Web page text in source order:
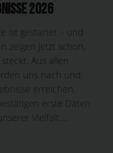
2026
ist gestartet – und
zeigen jetzt schon,
Aus allen
uns nach und
erreichen.
erste Daten
Vielfalt:...